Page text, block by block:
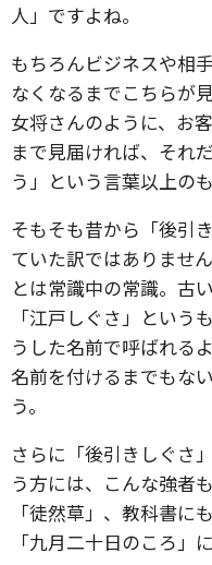
人」ですよね。
もちろんビジネスや相
なくなるまでこちらが
女将さんのように、お
まで見届ければ、それ
う」という言葉以上の
そもそも昔から「後引
ていた訳ではありませ
とは常識中の常識。古
「江戸しぐさ」という
うした名前で呼ばれる
名前を付けるまでもな
う。
さらに「後引きしぐさ
う方には、こんな強者
「徒然草」、教科書に
「九月二十日のころ」